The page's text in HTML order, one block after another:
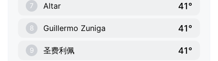
7 Altar 41°
8 Guillermo Zuniga 41°
9 圣费利佩 41°